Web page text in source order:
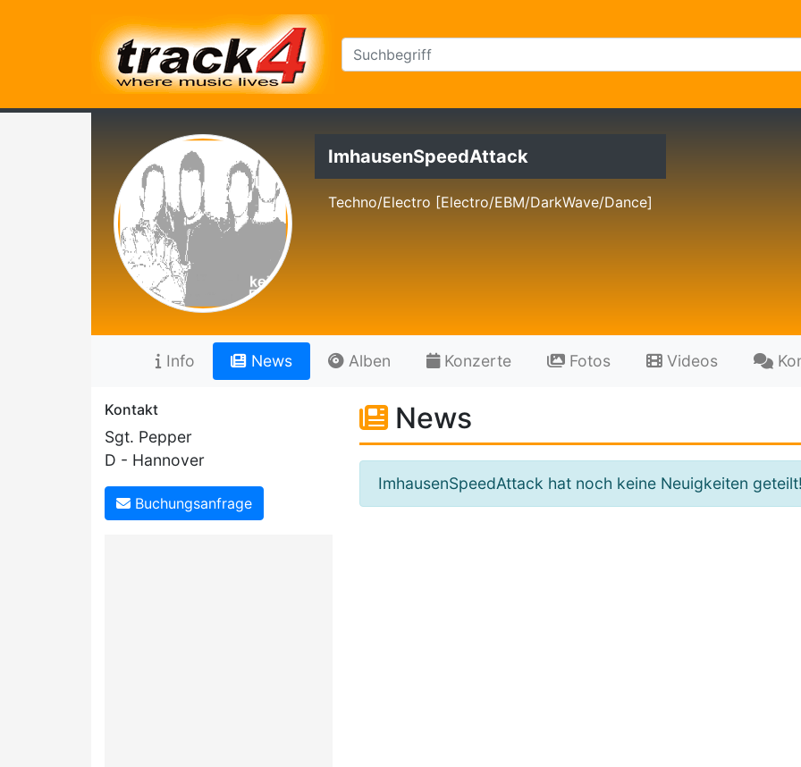
ImhausenSpeedAttack
Techno/Electro [Electro/EBM/DarkWave/Dance]
Info News Alben Konzerte Fotos Videos
Kontakt
Sgt. Pepper
D - Hannover
Buchungsanfrage
News
ImhausenSpeedAttack hat noch keine Neuigkeiten